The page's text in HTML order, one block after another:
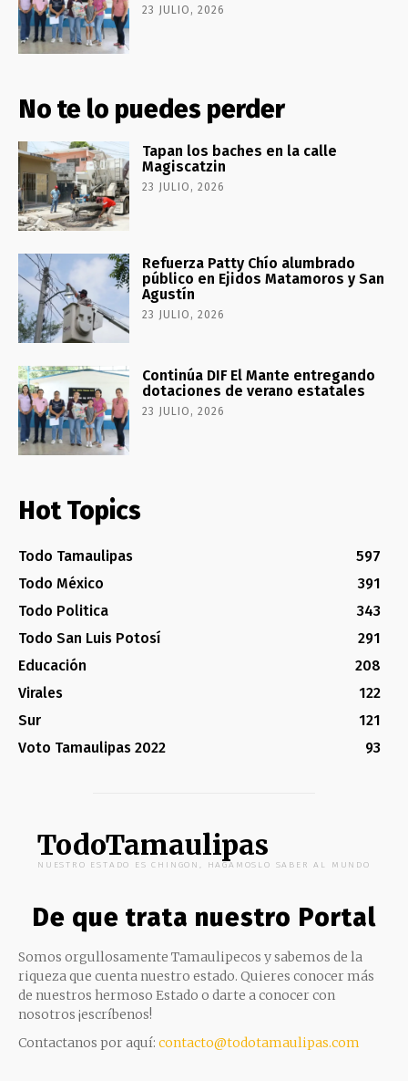
23 JULIO, 2026
No te lo puedes perder
Tapan los baches en la calle
Magiscatzin
23 JULIO, 2026
Refuerza Patty Chío alumbrado
público en Ejidos Matamoros y San
Agustín
23 JULIO, 2026
Continúa DIF El Mante entregando
dotaciones de verano estatales
23 JULIO, 2026
Hot Topics
Todo Tamaulipas
597
Todo México
391
Todo Politica
343
Todo San Luis Potosí
291
Educación
208
Virales
122
Sur
121
Voto Tamaulipas 2022
93
TodoTamaulipas
NUESTRO ESTADO ES CHINGON, HAGAMOSLO SABER AL MUNDO
De que trata nuestro Portal
Somos orgullosamente Tamaulipecos y sabemos de la
riqueza que cuenta nuestro estado. Quieres conocer más
de nuestros hermoso Estado o darte a conocer con
nosotros ¡escríbenos!
Contactanos por aquí: contacto@todotamaulipas.com